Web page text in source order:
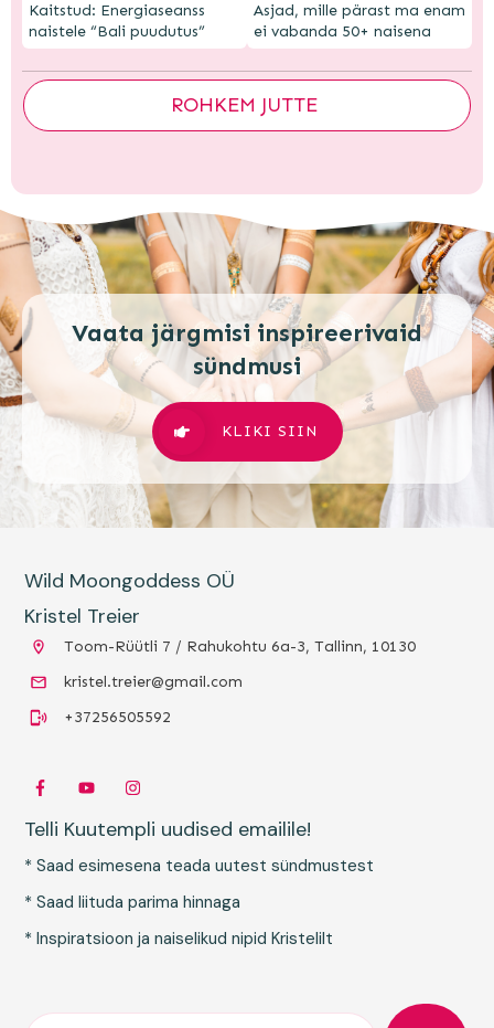
Kaitstud: Energiaseanss
naistele “Bali puudutus”
Asjad, mille pärast ma enam
ei vabanda 50+ naisena
ROHKEM JUTTE
Vaata järgmisi inspireerivaid
sündmusi
KLIKI SIIN
Wild Moongoddess OÜ
Kristel Treier
Toom-Rüütli 7 / Rahukohtu 6a-3, Tallinn, 10130
kristel.treier@gmail.com
+37256505592
Telli Kuutempli uudised emailile!
* Saad esimesena teada uutest sündmustest
* Saad liituda parima hinnaga
* Inspiratsioon ja naiselikud nipid Kristelilt